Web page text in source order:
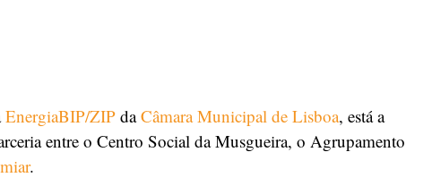
EnergiaBIP/ZIPdaCâmara Municipal de Lisboa, está a
entre o Centro Social da Musgueira, o Agrupamento
.